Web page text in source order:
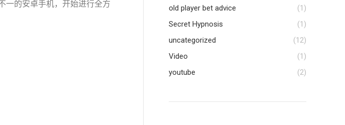
一的安卓手机，开始进行全方
old player bet advice
(1)
Secret Hypnosis
(1)
uncategorized
(12)
Video
(1)
youtube
(2)